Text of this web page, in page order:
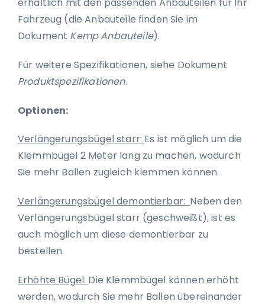
Fahrzeug (die Anbauteile finden Sie im
Dokument Kemp Anbauteile).
Für weitere Spezifikationen, siehe Dokument
Produktspezifikationen.
Optionen:
Verlängerungsbügel starr: Es ist möglich um die
Klemmbügel 2 Meter lang zu machen, wodurch
Sie mehr Ballen zugleich klemmen können.
Verlängerungsbügel demontierbar: Neben den
Verlängerungsbügel starr (geschweißt), ist es
auch möglich um diese demontierbar zu
bestellen.
Erhöhte Bügel: Die Klemmbügel können erhöht
werden, wodurch Sie mehr Ballen übereinander